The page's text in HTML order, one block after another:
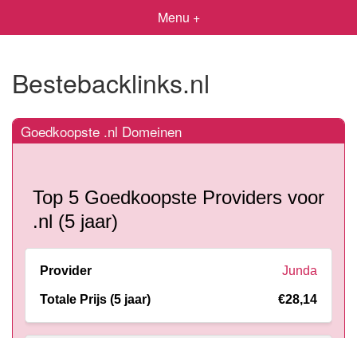
Menu +
Bestebacklinks.nl
Goedkoopste .nl Domeinen
Top 5 Goedkoopste Providers voor
.nl (5 jaar)
Junda
€28,14